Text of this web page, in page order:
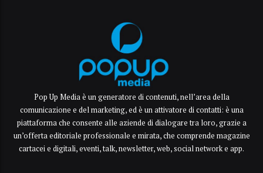
Pop Up Media è un generatore di contenuti, nell’area della
comunicazione e del marketing, ed è un attivatore di contatti: è una
piattaforma che consente alle aziende di dialogare tra loro, grazie a
un’offerta editoriale professionale e mirata, che comprende magazine
cartacei e digitali, eventi, talk, newsletter, web, social network e app.